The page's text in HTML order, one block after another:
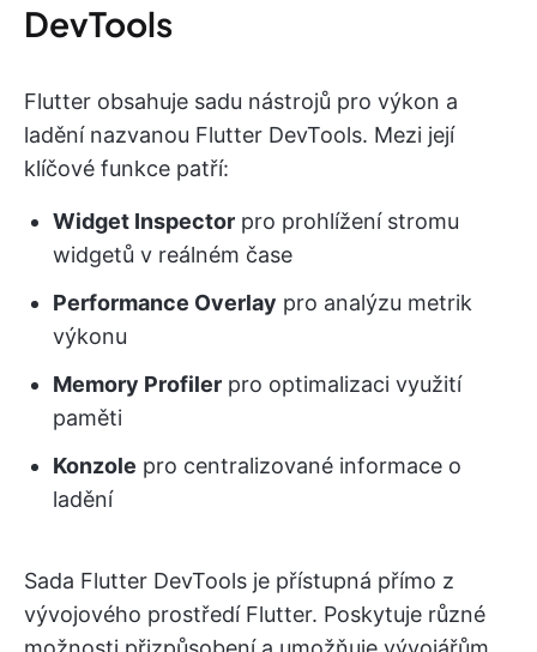
DevTools
Flutter obsahuje sadu nástrojů pro výkon a
ladění nazvanou Flutter DevTools. Mezi její
klíčové funkce patří:
Widget Inspector pro prohlížení stromu
widgetů v reálném čase
Performance Overlay pro analýzu metrik
výkonu
Memory Profiler pro optimalizaci využití
paměti
Konzole pro centralizované informace o
ladění
Sada Flutter DevTools je přístupná přímo z
vývojového prostředí Flutter. Poskytuje různé